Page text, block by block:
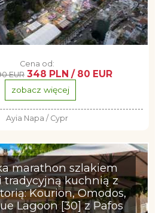
Cena od:
EUR 348 PLN / 80 EUR
zobacz więcej
Ayia Napa / Cypr
marathon szlakiem
kuchnią z
Kourion, Omodos,
Lagoon [30] z Pafos